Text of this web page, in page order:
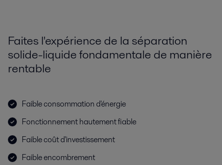
Faites l'expérience de la séparation
solide-liquide fondamentale de manière
rentable
Faible consommation d'énergie
Fonctionnement hautement fiable
Faible coût d'investissement
Faible encombrement